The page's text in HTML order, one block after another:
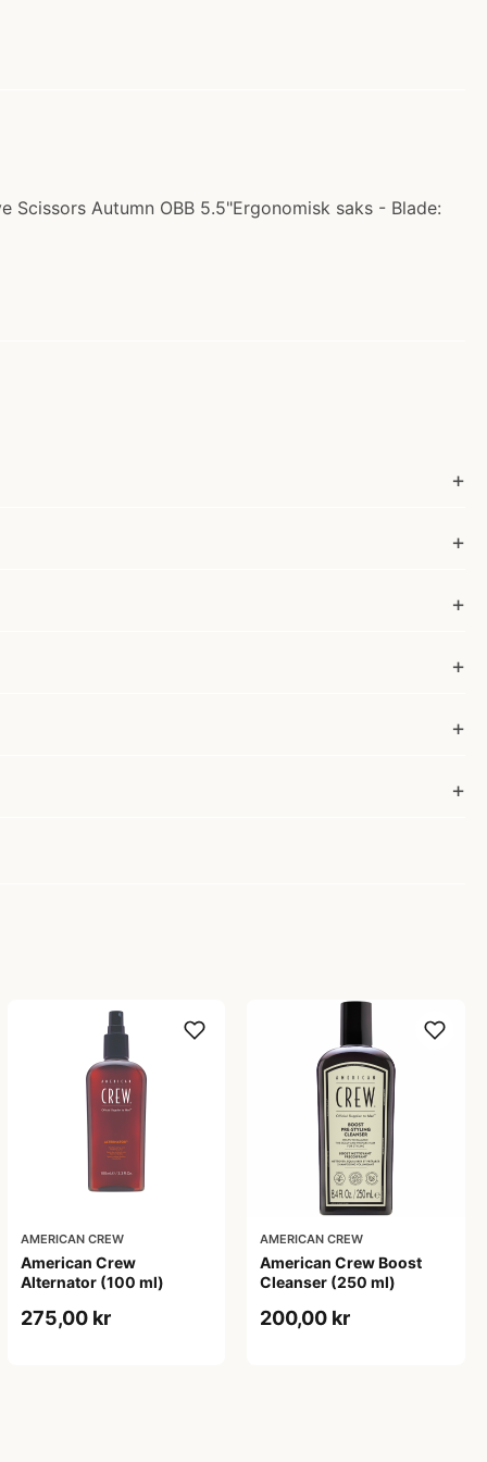
Scissors Autumn OBB 5.5"Ergonomisk saks - Blade:
AMERICAN CREW
American Crew
Alternator (100 ml)
275,00 kr
AMERICAN CREW
American Crew Boost
Cleanser (250 ml)
200,00 kr